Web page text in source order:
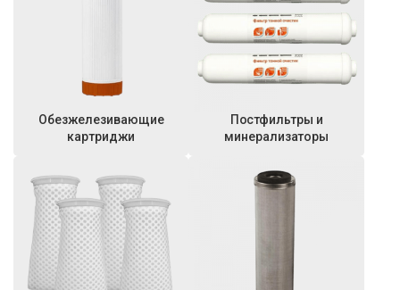
Обезжелезивающие
картриджи
Постфильтры и
минерализаторы